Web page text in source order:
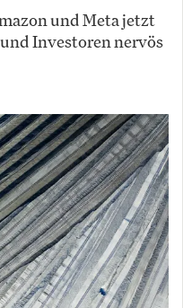
und Meta jetzt
Investoren nervös